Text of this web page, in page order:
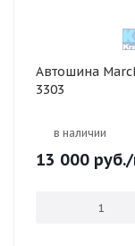
Автошина
3303
в наличии
13 000 руб.